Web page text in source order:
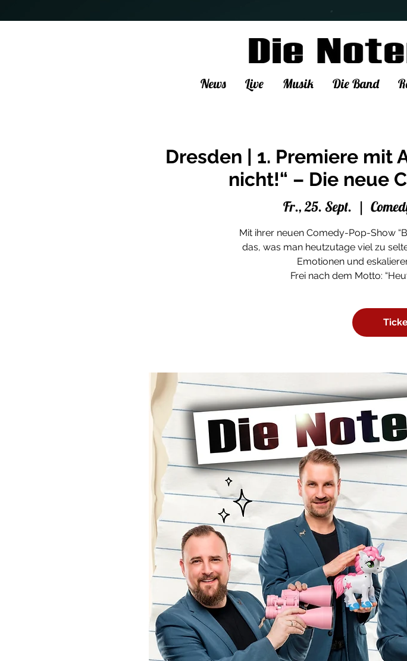
News Live Musik Die Band
Dresden | 1. Premiere mit
nicht!“ – Die neue
Fr., 25. Sept.
  |
Mit ihrer neuen Comedy-Pop-Show
das, was man heutzutage viel zu
Emotionen und
Frei nach dem Motto: